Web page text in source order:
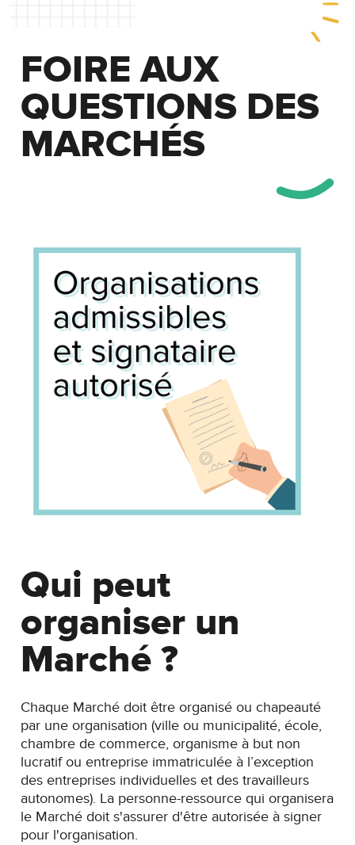
FOIRE AUX
QUESTIONS DES
MARCHÉS
Qui peut
organiser un
Marché ?
Chaque Marché doit être organisé ou chapeauté
par une organisation (ville ou municipalité, école,
chambre de commerce, organisme à but non
lucratif ou entreprise immatriculée à l’exception
des entreprises individuelles et des travailleurs
autonomes). La personne-ressource qui organisera
le Marché doit s'assurer d'être autorisée à signer
pour l'organisation.